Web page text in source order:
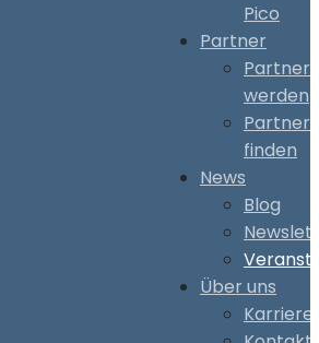
Pico
Partner
Partner
werden
Partner
finden
News
Blog
Über uns
Karriere